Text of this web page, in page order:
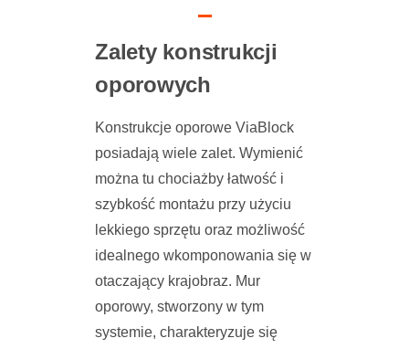
Zalety konstrukcji
oporowych
Konstrukcje oporowe ViaBlock
posiadają wiele zalet. Wymienić
można tu chociażby łatwość i
szybkość montażu przy użyciu
lekkiego sprzętu oraz możliwość
idealnego wkomponowania się w
otaczający krajobraz. Mur
oporowy, stworzony w tym
systemie, charakteryzuje się